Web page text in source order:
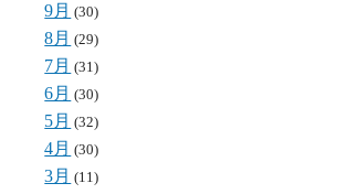
9月 (30)
8月 (29)
7月 (31)
6月 (30)
5月 (32)
4月 (30)
3月 (11)